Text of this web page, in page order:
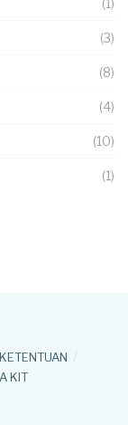
(1)
(3)
(8)
(4)
(10)
(1)
KIT